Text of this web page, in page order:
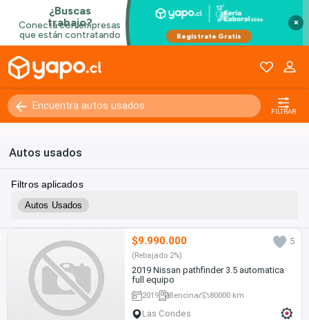
×
FILTRAR
Autos usados
Filtros aplicados
Autos Usados
$9.990.000 5
(Rebajado 2%)
2019 Nissan pathfinder 3.5 automatica
full equipo
2019 Bencina 80000 km
Las Condes